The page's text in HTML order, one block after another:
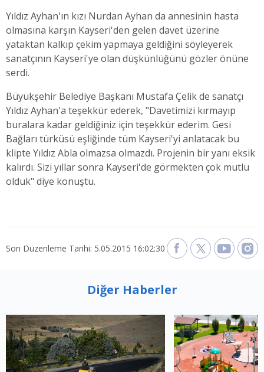
Yıldız Ayhan'ın kızı Nurdan Ayhan da annesinin hasta
olmasına karşın Kayseri'den gelen davet üzerine
yataktan kalkıp çekim yapmaya geldiğini söyleyerek
sanatçının Kayseri'ye olan düşkünlüğünü gözler önüne
serdi.
Büyükşehir Belediye Başkanı Mustafa Çelik de sanatçı
Yıldız Ayhan'a teşekkür ederek, "Davetimizi kırmayıp
buralara kadar geldiğiniz için teşekkür ederim. Gesi
Bağları türküsü eşliğinde tüm Kayseri'yi anlatacak bu
klipte Yıldız Abla olmazsa olmazdı. Projenin bir yanı eksik
kalırdı. Sizi yıllar sonra Kayseri'de görmekten çok mutlu
olduk" diye konuştu.
Son Düzenleme Tarihi: 5.05.2015 16:02:30
Diğer Haberler